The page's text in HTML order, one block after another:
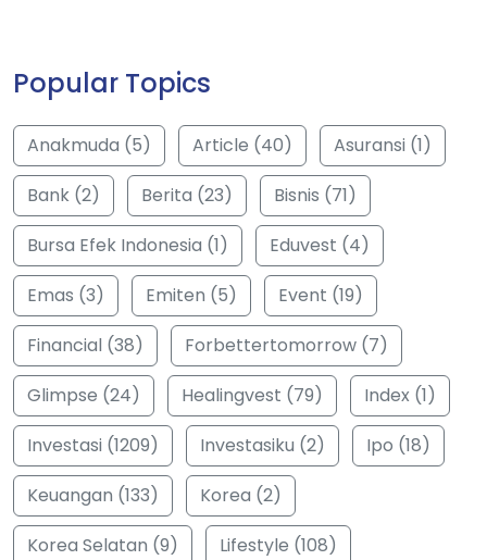
Popular Topics
Anakmuda (5) Article (40)
Asuransi (1)
Bank (2)
Berita (23)
Bisnis (71)
Bursa Efek Indonesia (1)
Eduvest (4)
Emas (3)
Emiten (5)
Event (19)
Financial (38)
Forbettertomorrow (7)
Glimpse (24)
Healingvest (79)
Index (1)
Investasi (1209)
Investasiku (2)
Ipo (18)
Keuangan (133)
Korea (2)
Korea Selatan (9)
Lifestyle (108)